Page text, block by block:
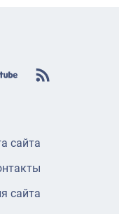
сайта
сайта